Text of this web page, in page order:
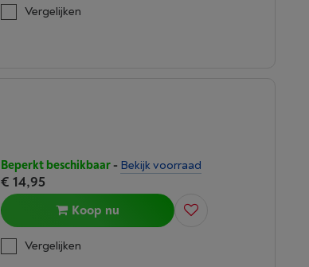
Vergelijken
Beperkt beschikbaar- Bekijk voorraad
€ 14,95
Koop nu
Vergelijken